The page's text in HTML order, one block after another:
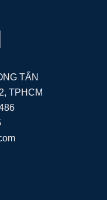
TẤN
TPHCM